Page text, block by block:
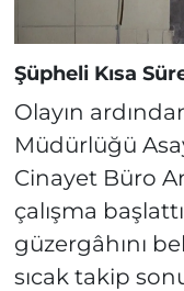
Şüpheli Kısa
Olayın
Müdürlüğü
Cinayet Büro
çalışma
güzergâhını
sıcak takip